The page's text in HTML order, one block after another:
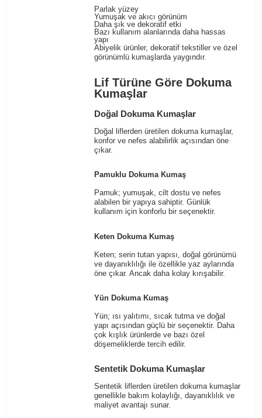
Parlak yüzey
Yumuşak ve akıcı görünüm
Daha şık ve dekoratif etki
Bazı kullanım alanlarında daha hassas
yapı
Abiyelik ürünler, dekoratif tekstiller ve özel
görünümlü kumaşlarda yaygındır.
Lif Türüne Göre Dokuma
Kumaşlar
Doğal Dokuma Kumaşlar
Doğal liflerden üretilen dokuma kumaşlar,
konfor ve nefes alabilirlik açısından öne
çıkar.
Pamuklu Dokuma Kumaş
Pamuk; yumuşak, cilt dostu ve nefes
alabilen bir yapıya sahiptir. Günlük
kullanım için konforlu bir seçenektir.
Keten Dokuma Kumaş
Keten; serin tutan yapısı, doğal görünümü
ve dayanıklılığı ile özellikle yaz aylarında
öne çıkar. Ancak daha kolay kırışabilir.
Yün Dokuma Kumaş
Yün; ısı yalıtımı, sıcak tutma ve doğal
yapı açısından güçlü bir seçenektir. Daha
çok kışlık ürünlerde ve bazı özel
döşemeliklerde tercih edilir.
Sentetik Dokuma Kumaşlar
Sentetik liflerden üretilen dokuma kumaşlar
genellikle bakım kolaylığı, dayanıklılık ve
maliyet avantajı sunar.